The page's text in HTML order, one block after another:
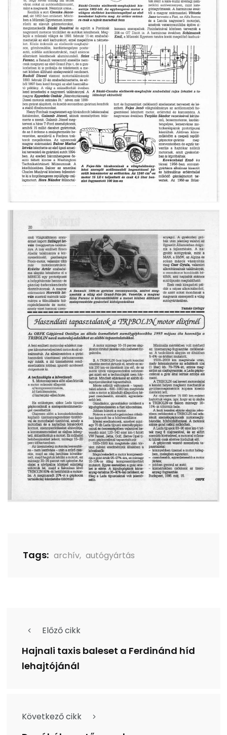
Tags: archív, autógyártás
Előző cikk
Hajnali taxis baleset a Ferdinánd híd
lehajtójánál
Következő cikk